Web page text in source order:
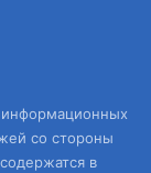
информационных
со стороны
в